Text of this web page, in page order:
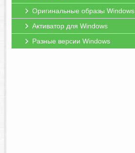
Оригинальные образы Windows
Активатор для Windows
Разные версии Windows